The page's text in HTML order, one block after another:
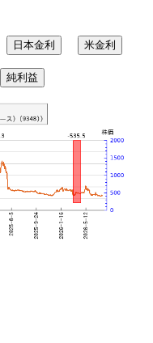
日本金利 米金利
純利益